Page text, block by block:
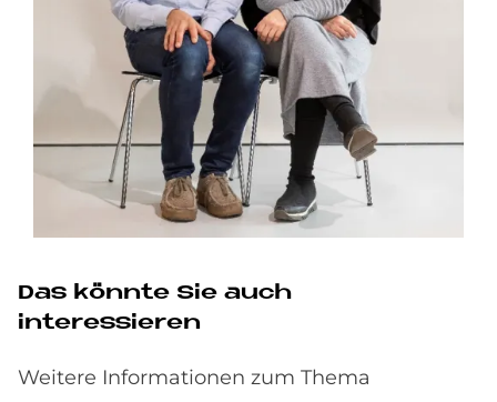
Das könnte Sie auch
interessieren
Weitere Informationen zum Thema